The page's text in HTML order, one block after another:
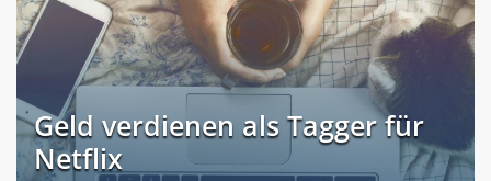
Geld verdienen als Tagger für
Netflix